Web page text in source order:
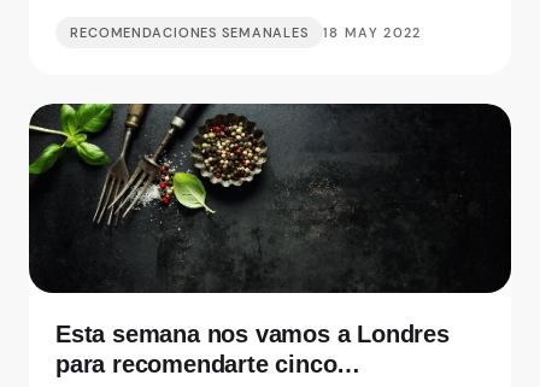
RECOMENDACIONES SEMANALES 18 MAY 2022
Esta semana nos vamos a Londres
para recomendarte cinco